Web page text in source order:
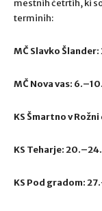
mestnih četrtih, ki
terminih:
MČ Slavko
MČ Nova vas:
KS Šmartno v
KS Teharje:
KS Pod gradom: